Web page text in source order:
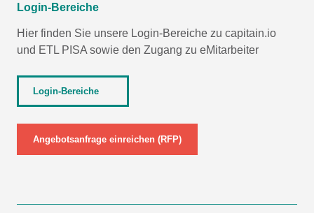
Login-Bereiche
Hier finden Sie unsere Login-Bereiche zu capitain.io
und ETL PISA sowie den Zugang zu eMitarbeiter
Login-Bereiche
Angebotsanfrage einreichen (RFP)